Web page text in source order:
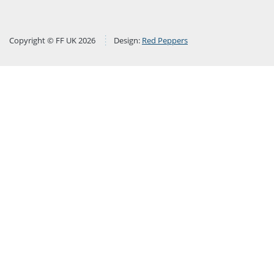
Copyright © FF UK 2026 Design: Red Peppers